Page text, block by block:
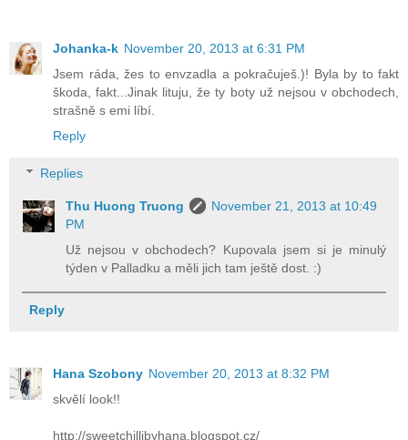
Johanka-k November 20, 2013 at 6:31 PM
Jsem ráda, žes to envzadla a pokračuješ.)! Byla by to fakt
škoda, fakt...Jinak lituju, že ty boty už nejsou v obchodech,
strašně s emi líbí.
Reply
Replies
Thu Huong Truong
November 21, 2013 at 10:49
PM
Už nejsou v obchodech? Kupovala jsem si je minulý
týden v Palladku a měli jich tam ještě dost. :)
Reply
Hana Szobony November 20, 2013 at 8:32 PM
skvělí look!!
http://sweetchillibyhana.blogspot.cz/